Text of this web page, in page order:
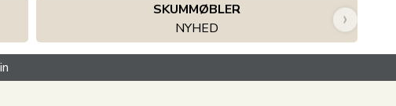
SKUMMØBLER
NYHED
›